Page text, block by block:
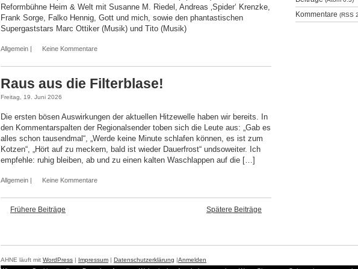
Reformbühne Heim & Welt mit Susanne M. Riedel, Andreas ‚Spider‘ Krenzke,
Frank Sorge, Falko Hennig, Gott und mich, sowie den phantastischen
Supergaststars Marc Ottiker (Musik) und Tito (Musik)
Allgemein | Keine Kommentare
Raus aus die Filterblase!
Freitag, 19. Juni 2026
Die ersten bösen Auswirkungen der aktuellen Hitzewelle haben wir bereits. In
den Kommentarspalten der Regionalsender toben sich die Leute aus: „Gab es
alles schon tausendmal“, „Werde keine Minute schlafen können, es ist zum
Kotzen“, „Hört auf zu meckern, bald ist wieder Dauerfrost“ undsoweiter. Ich
empfehle: ruhig bleiben, ab und zu einen kalten Waschlappen auf die […]
Allgemein | Keine Kommentare
Frühere Beiträge Spätere Beiträge
Kommentare (RSS
AHNE läuft mit WordPress | Impressum | Datenschutzerklärung |Anmelden